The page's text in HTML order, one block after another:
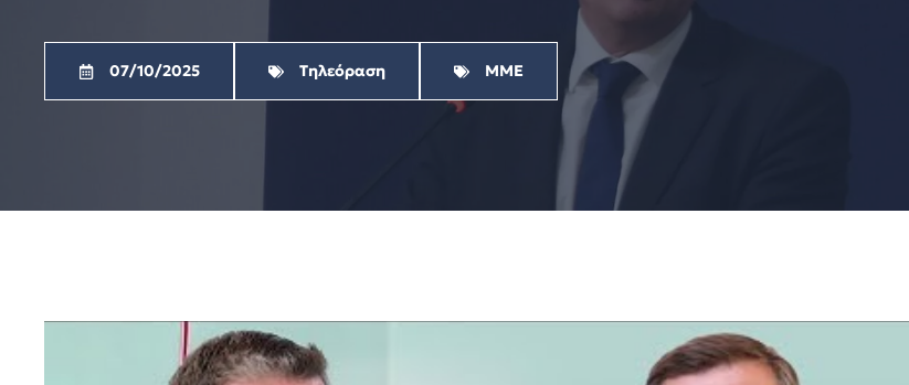
07/10/2025 Τηλεόραση ΜΜΕ